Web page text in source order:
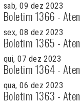
sab, 09 dez 2023
Boletim 1366 -
sex, 08 dez 2023
Boletim 1365 -
qui, 07 dez 2023
Boletim 1364 -
qua, 06 dez 2023
Boletim 1363 -